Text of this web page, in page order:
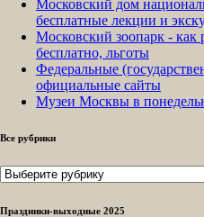
Московский дом
бесплатные лекции и
Московский зоопарк - как
бесплатно, льготы
Федеральные
официальные сайты
Музеи Москвы в
Все рубрики
Все
Праздники-выходные 2025